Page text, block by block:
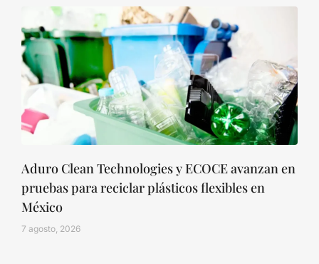
Aduro Clean Technologies y ECOCE avanzan en
pruebas para reciclar plásticos flexibles en
México
7 agosto, 2026